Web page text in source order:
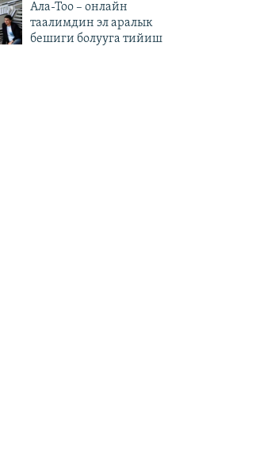
Ала-Тоо – онлайн
таалимдин эл аралык
бешиги болууга тийиш